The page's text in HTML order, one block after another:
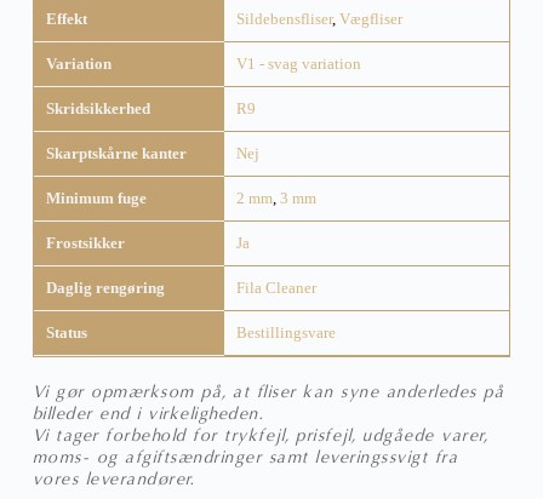
Effekt Sildebensfliser, Vægfliser
Variation V1 - svag variation
Skridsikkerhed R9
Skarptskårne kanter Nej
Minimum fuge 2 mm 3 mm
Frostsikker Ja
Daglig rengøring Fila Cleaner
Status Bestillingsvare
Vi gør opmærksom på, at fliser kan syne anderledes på
billeder end i virkeligheden.
Vi tager forbehold for trykfejl, prisfejl, udgåede varer,
moms- og afgiftsændringer samt leveringssvigt fra
vores leverandører.